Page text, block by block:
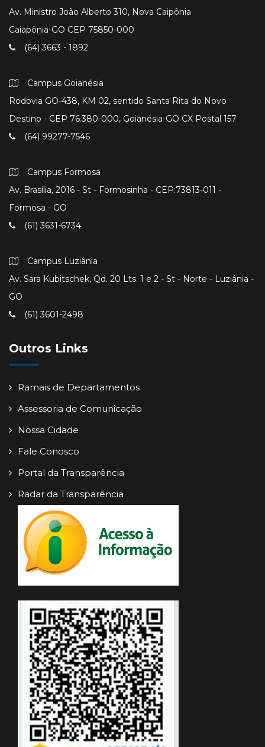
Av. Ministro João Alberto 310, Nova Caipônia
Caiapônia-GO CEP 75850-000
(64) 3663 - 1892
Campus Goianésia
Rodovia GO-438, KM 02, sentido Santa Rita do Novo
Destino - CEP 76.380-000, Goianésia-GO CX Postal 157
(64) 99277-7546
Campus Formosa
Av. Brasília, 2016 - St - Formosinha - CEP:73813-011 -
Formosa - GO
(61) 3631-6734
Campus Luziânia
Av. Sara Kubitschek, Qd. 20 Lts. 1 e 2 - St - Norte - Luziânia -
GO
(61) 3601-2498
Outros Links
Ramais de Departamentos
Assessoria de Comunicação
Nossa Cidade
Fale Conosco
Portal da Transparência
Radar da Transparência